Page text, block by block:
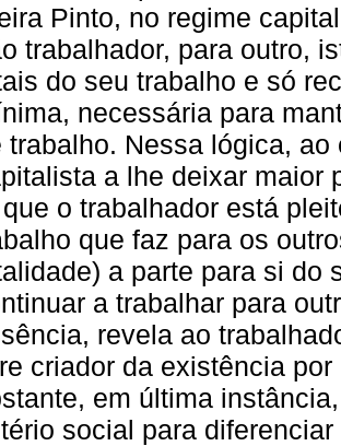
Pinto, no regime
trabalhador, para outro,
do seu trabalho e só
necessária para
trabalho. Nessa lógica,
a lhe deixar maior
que o trabalhador está
que faz para os
a parte para si do
a trabalhar para
revela ao
criador da existência
em última
social para